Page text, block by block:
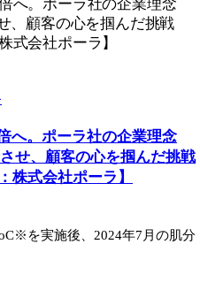
へ。ポーラ社の企業理念
せ、顧客の心を掴んだ挑戦
株式会社ポーラ】
を実施後、2024年7月の肌分